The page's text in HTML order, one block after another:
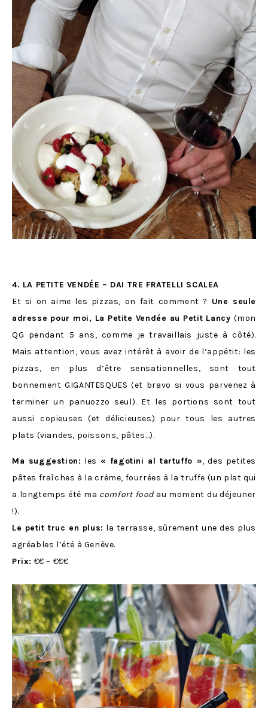
4. LA PETITE VENDÉE – DAI TRE FRATELLI SCALEA
Et si on aime les pizzas, on fait comment ? Une seule
adresse pour moi, La Petite Vendée au Petit Lancy (mon
QG pendant 5 ans, comme je travaillais juste à côté).
Mais attention, vous avez intérêt à avoir de l’appétit: les
pizzas, en plus d’être sensationnelles, sont tout
bonnement GIGANTESQUES (et bravo si vous parvenez à
terminer un panuozzo seul). Et les portions sont tout
aussi copieuses (et délicieuses) pour tous les autres
plats (viandes, poissons, pâtes…).
Ma suggestion: les « fagotini al tartuffo », des petites
pâtes fraîches à la crème, fourrées à la truffe (un plat qui
a longtemps été ma comfort foodau moment du déjeuner
!).
Le petit truc en plus: la terrasse, sûrement une des plus
agréables l’été à Genève.
Prix: €€ – €€€